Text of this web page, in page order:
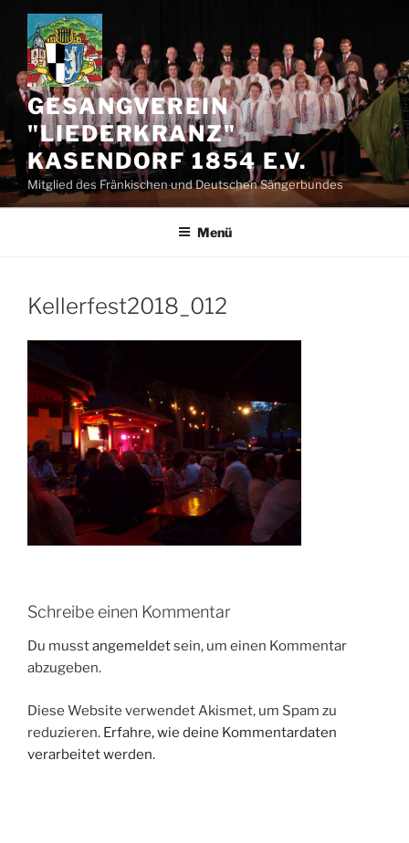
Zum
Inhalt
springen
GESANGVEREIN
"LIEDERKRANZ"
KASENDORF 1854 E.V.
Mitglied des Fränkischen und Deutschen Sängerbundes
Menü
Kellerfest2018_012
Schreibe einen Kommentar
Du musstangemeldetsein, um einen Kommentar
abzugeben.
Diese Website verwendet Akismet, um Spam zu
reduzieren. Erfahre, wie deine Kommentardaten
verarbeitet werden.